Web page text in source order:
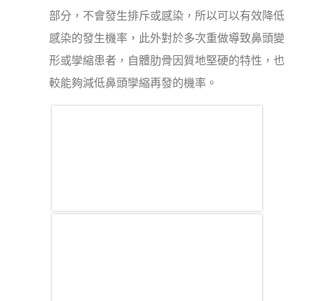
部分，不會發生排斥或感染，所以可以有效降低
感染的發生機率，此外對於多次重做導致鼻頭變
形或孿縮患者，自體肋骨因質地堅硬的特性，也
較能夠減低鼻頭孿縮再發的機率。